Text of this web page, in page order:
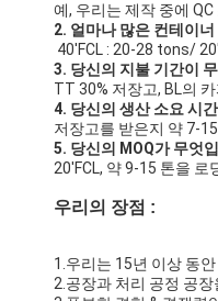
예, 우리는 제작 중에
2. 얼마나 많은 컨테이
40'FCL : 20-28 tons/
3. 당신의 지불 기간이
TT 30% 저장고, BL의
4. 당신의 생산 소요 시
저장고를 받은지 약 7-15
5. 당신의 MOQ가 무엇
20'FCL, 약 9-15 톤을 로
우리의 장점 :
1.우리는 15년 이상 동
2.공장과 처리 공정 공